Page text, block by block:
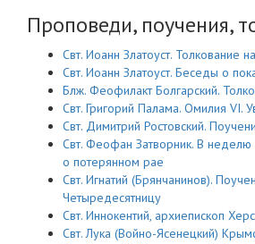
Проповеди, поучения,
Свт. Иоанн Златоуст. Толкование
Свт. Иоанн Златоуст. Беседы о
Блж. Феофилакт Болгарский.
Свт. Григорий Палама. Омилия VI.
Свт. Димитрий Ростовский.
Свт. Феофан Затворник. В неделю
о потерянном рае
Свт. Игнатий (Брянчанинов).
Четыредесятницу
Свт. Иннокентий, архиепископ
Свт. Лука (Войно-Ясенецкий)